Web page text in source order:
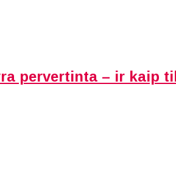
pervertinta – ir kaip